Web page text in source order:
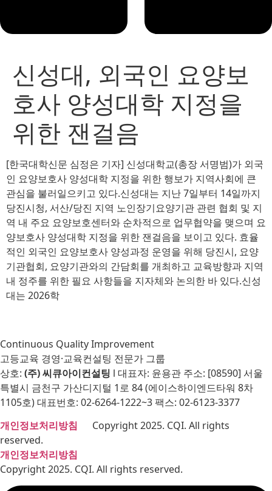
신성대, 외국인 요양보
호사 양성대학 지정을
위한 잰걸음
[한국대학신문 심정은 기자] 신성대학교(총장 서명범)가 외국
인 요양보호사 양성대학 지정을 위한 행보가 지역사회에 큰
관심을 불러일으키고 있다.신성대는 지난 7일부터 14일까지
당진시청, 서산/당진 지역 노인장기요양기관 관련 협회 및 지
역 내 주요 요양보호센터와 순차적으로 업무협약을 맺으며 요
양보호사 양성대학 지정을 위한 잰걸음을 보이고 있다. 효율
적인 외국인 요양보호사 양성과정 운영을 위해 당진시, 요양
기관협회, 요양기관와의 간담회를 개최하고 교육방향과 지역
내 정주를 위한 필요 사항들을 지자체와 논의한 바 있다.신성
대는 2026학
Continuous Quality Improvement
고등교육 경영·교육컨설팅 전문가 그룹
상호: (주) 씨큐아이컨설팅 l 대표자: 윤용관 주소: [08590] 서울
특별시 금천구 가산디지털 1로 84 (에이스하이엔드타워 8차
1105호) 대표번호: 02-6264-1222~3 팩스: 02-6123-3377
개인정보처리방침 Copyright 2025. CQI. All rights
reserved.
개인정보처리방침
Copyright 2025. CQI. All rights reserved.